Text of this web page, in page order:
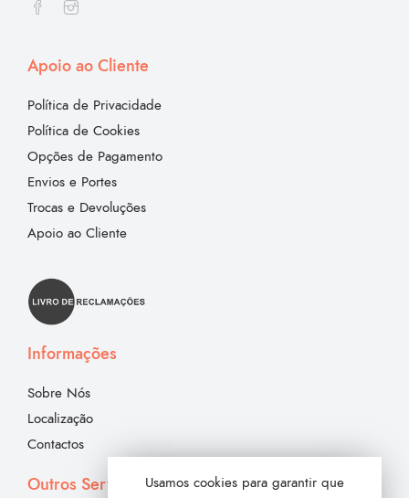
Apoio ao Cliente
Política de Privacidade
Política de Cookies
Opções de Pagamento
Envios e Portes
Trocas e Devoluções
Apoio ao Cliente
Informações
Sobre Nós
Localização
Contactos
Outros Serviços
Usamos cookies para garantir que